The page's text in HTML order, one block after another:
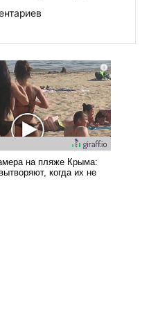
с Ираном
американские
США, например, перед